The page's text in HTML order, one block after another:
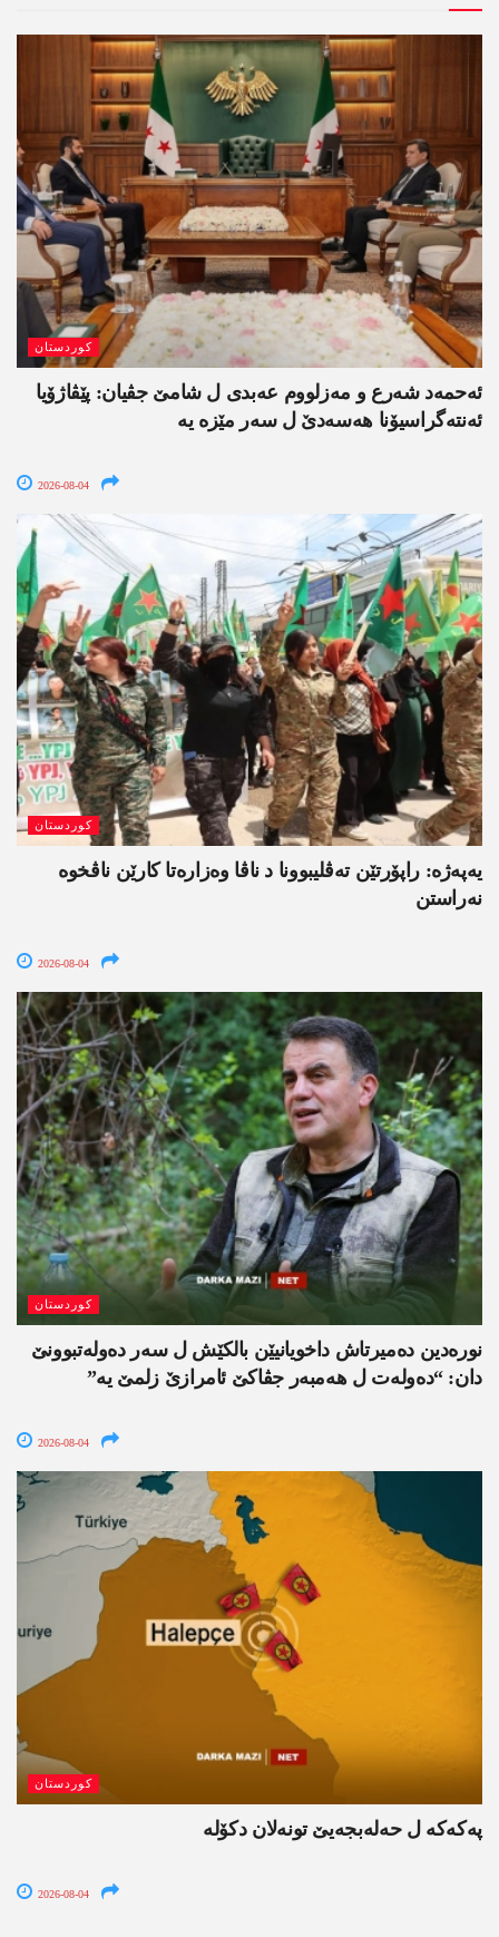
کوردستان
ئەحمەد شەرع و مەزلووم عەبدی ل شامێ جڤیان: پێڤاژۆیا
ئەنتەگراسیۆنا ھەسەدێ ل سەر مێزە یە
2026-08-04
کوردستان
یەپەژە: راپۆرتێن تەڤلیبوونا د ناڤا وەزارەتا کارێن ناڤخوە
نەراستن
2026-08-04
کوردستان
نورەدین دەمیرتاش داخویانیێن بالکێش ل سەر دەولەتبوونێ
دان: “دەولەت ل ھەمبەر جڤاکێ ئامرازێ زلمێ یە”
2026-08-04
کوردستان
پەکەکە ل حەلەبجەیێ تونەلان دکۆلە
2026-08-04